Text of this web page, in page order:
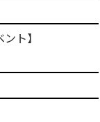
ト】